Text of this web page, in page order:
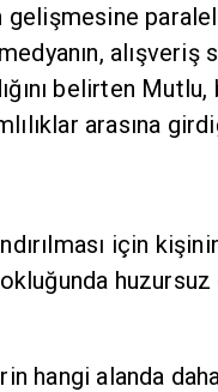
gelişmesine
alışveriş
belirten Mutlu,
arasına
için
huzursuz
hangi alanda